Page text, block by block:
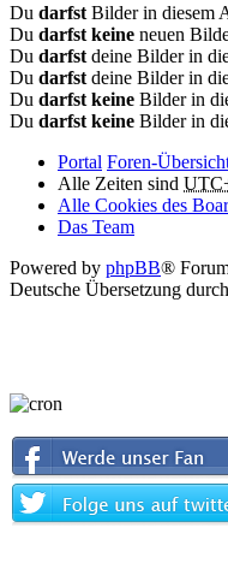
Du darfst Bilder in diesem
Du darfst keine neuen
Du darfst deine Bilder in
Du darfst deine Bilder in
Du darfst keine Bilder in
Du darfst keine Bilder in
Portal Foren-
Alle Zeiten sind
Alle Cookies des
Das Team
Powered by phpBB®
Deutsche Übersetzung durch